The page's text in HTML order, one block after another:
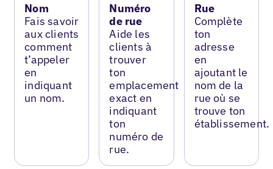
Nom
Fais savoir
aux clients
comment
t’appeler
en
indiquant
un nom.
Numéro
de rue
Aide les
clients à
trouver
ton
emplacement
exact en
indiquant
ton
numéro de
rue.
Rue
Complète
ton
adresse
en
ajoutant le
nom de la
rue où se
trouve ton
établissement.